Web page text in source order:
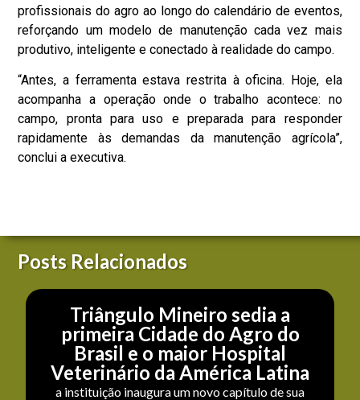
profissionais do agro ao longo do calendário de eventos,
reforçando um modelo de manutenção cada vez mais
produtivo, inteligente e conectado à realidade do campo.
“Antes, a ferramenta estava restrita à oficina. Hoje, ela
acompanha a operação onde o trabalho acontece: no
campo, pronta para uso e preparada para responder
rapidamente às demandas da manutenção agrícola”,
conclui a executiva.
Posts Relacionados
Triângulo Mineiro sedia a
primeira Cidade do Agro do
Brasil e o maior Hospital
Veterinário da América Latina
a instituição inaugura um novo capítulo de sua